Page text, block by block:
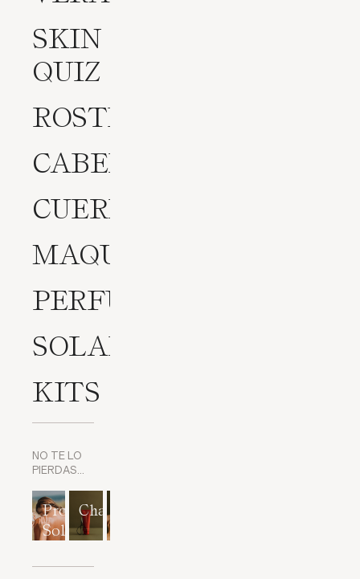
SKIN
QUIZ
ROSTRO
CABELLO
CUERPO
MAQUILLAJE
PERFUMES
SOLARES
KITS
NO TE LO
PIERDAS…
Protección
Solar
Champús